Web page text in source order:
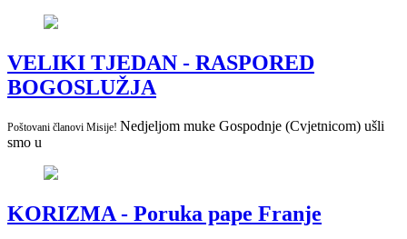
VELIKI TJEDAN - RASPORED
BOGOSLUŽJA
Poštovani članovi Misije! Nedjeljom muke Gospodnje (Cvjetnicom) ušli
smo u
KORIZMA - Poruka pape Franje